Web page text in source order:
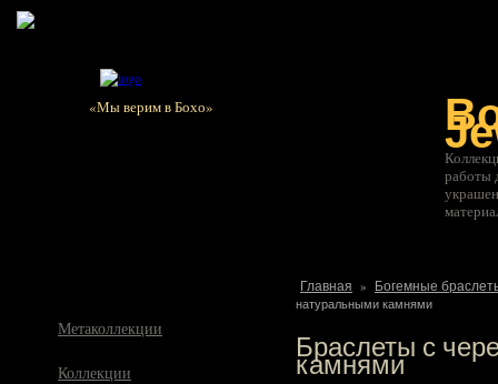
«Мы верим в Бохо»
работы
Метаколлекции
Коллекции
Главная » Богемные
натуральными камнями
Браслеты с
камнями